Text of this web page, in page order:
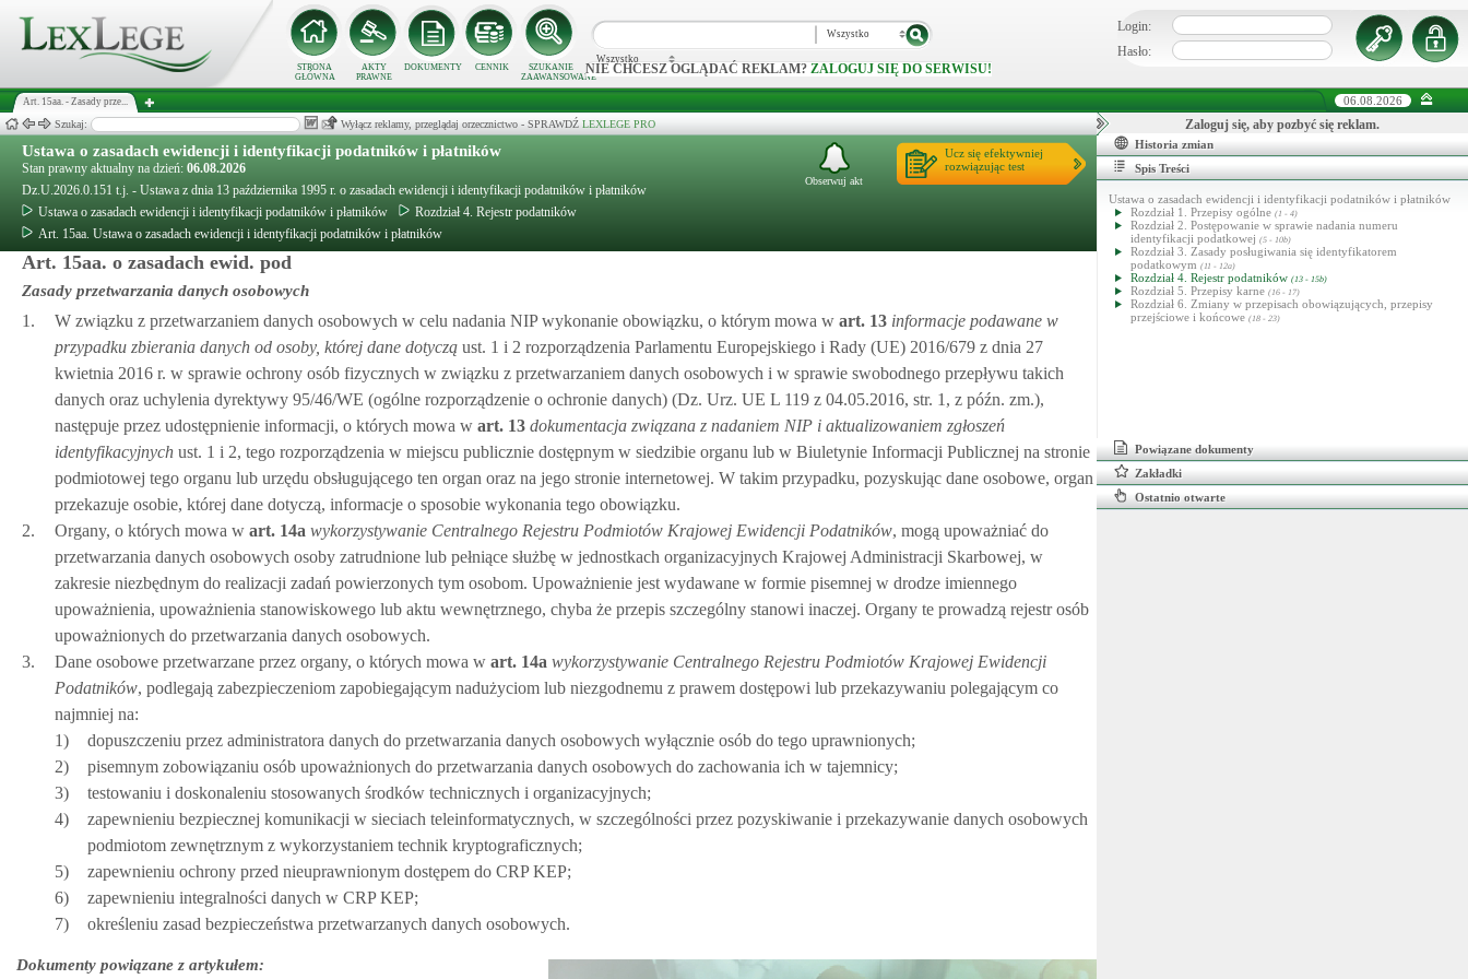
STRONA
GŁÓWNA
AKTY
PRAWNE
DOKUMENTY CENNIK
SZUKANIE
ZAAWANSOWANE
Wszystko
Wszystko
NIE CHCESZ OGLĄDAĆ REKLAM? ZALOGUJ SIĘ DO SERWISU!
Login:
Hasło:
Art. 15aa. - Zasady prze... 06.08.2026
Szukaj: Wyłącz reklamy, przeglądaj orzecznictwo - SPRAWDŹ LEXLEGE PRO
Ustawa o zasadach ewidencji i identyfikacji podatników i płatników
Stan prawny aktualny na dzień: 06.08.2026
Dz.U.2026.0.151 t.j. - Ustawa z dnia 13 października 1995 r. o zasadach ewidencji i identyfikacji podatników i płatników
Ustawa o zasadach ewidencji i identyfikacji podatników i płatników
Rozdział 4. Rejestr podatników
Art. 15aa. Ustawa o zasadach ewidencji i identyfikacji podatników i płatników
Ucz się efektywniej
rozwiązując test
Obserwuj akt
Art. 15aa. o zasadach ewid. pod
Zasady przetwarzania danych osobowych
1. W związku z przetwarzaniem danych osobowych w celu nadania NIP wykonanie obowiązku, o którym mowa w art. 13 informacje podawane w
przypadku zbierania danych od osoby, której dane dotyczą ust. 1 i 2 rozporządzenia Parlamentu Europejskiego i Rady (UE) 2016/679 z dnia 27
kwietnia 2016 r. w sprawie ochrony osób fizycznych w związku z przetwarzaniem danych osobowych i w sprawie swobodnego przepływu takich
danych oraz uchylenia dyrektywy 95/46/WE (ogólne rozporządzenie o ochronie danych) (Dz. Urz. UE L 119 z 04.05.2016, str. 1, z późn. zm.),
następuje przez udostępnienie informacji, o których mowa w art. 13 dokumentacja związana z nadaniem NIP i aktualizowaniem zgłoszeń
identyfikacyjnych ust. 1 i 2, tego rozporządzenia w miejscu publicznie dostępnym w siedzibie organu lub w Biuletynie Informacji Publicznej na stronie
podmiotowej tego organu lub urzędu obsługującego ten organ oraz na jego stronie internetowej. W takim przypadku, pozyskując dane osobowe, organ
przekazuje osobie, której dane dotyczą, informacje o sposobie wykonania tego obowiązku.
2.
Organy, o których mowa w art. 14a wykorzystywanie Centralnego Rejestru Podmiotów Krajowej Ewidencji Podatników, mogą upoważniać do
przetwarzania danych osobowych osoby zatrudnione lub pełniące służbę w jednostkach organizacyjnych Krajowej Administracji Skarbowej, w
zakresie niezbędnym do realizacji zadań powierzonych tym osobom. Upoważnienie jest wydawane w formie pisemnej w drodze imiennego
upoważnienia, upoważnienia stanowiskowego lub aktu wewnętrznego, chyba że przepis szczególny stanowi inaczej. Organy te prowadzą rejestr osób
upoważnionych do przetwarzania danych osobowych.
3.
Dane osobowe przetwarzane przez organy, o których mowa w art. 14a wykorzystywanie Centralnego Rejestru Podmiotów Krajowej Ewidencji
Podatników, podlegają zabezpieczeniom zapobiegającym nadużyciom lub niezgodnemu z prawem dostępowi lub przekazywaniu polegającym co
najmniej na:
1)
dopuszczeniu przez administratora danych do przetwarzania danych osobowych wyłącznie osób do tego uprawnionych;
2)
pisemnym zobowiązaniu osób upoważnionych do przetwarzania danych osobowych do zachowania ich w tajemnicy;
3)
testowaniu i doskonaleniu stosowanych środków technicznych i organizacyjnych;
4)
zapewnieniu bezpiecznej komunikacji w sieciach teleinformatycznych, w szczególności przez pozyskiwanie i przekazywanie danych osobowych
podmiotom zewnętrznym z wykorzystaniem technik kryptograficznych;
5)
zapewnieniu ochrony przed nieuprawnionym dostępem do CRP KEP;
6)
zapewnieniu integralności danych w CRP KEP;
7)
określeniu zasad bezpieczeństwa przetwarzanych danych osobowych.
Dokumenty powiązane z artykułem:
Zaloguj się, aby pozbyć się reklam.
Historia zmian
Spis Treści
Ustawa o zasadach ewidencji i identyfikacji podatników i płatników
Rozdział 1. Przepisy ogólne (1 - 4)
Rozdział 2. Postępowanie w sprawie nadania numeru
identyfikacji podatkowej (5 - 10b)
Rozdział 3. Zasady posługiwania się identyfikatorem
podatkowym (11 - 12a)
Rozdział 4. Rejestr podatników (13 - 15b)
Rozdział 5. Przepisy karne (16 - 17)
Rozdział 6. Zmiany w przepisach obowiązujących, przepisy
przejściowe i końcowe (18 - 23)
Powiązane dokumenty
Zakładki
Ostatnio otwarte